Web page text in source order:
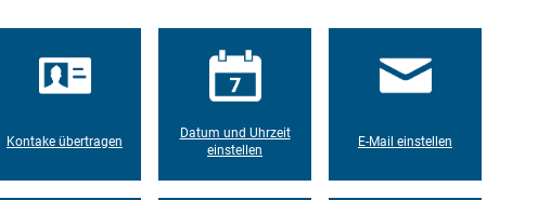
Kontake übertragen
Datum und Uhrzeit
einstellen
E-Mail einstellen